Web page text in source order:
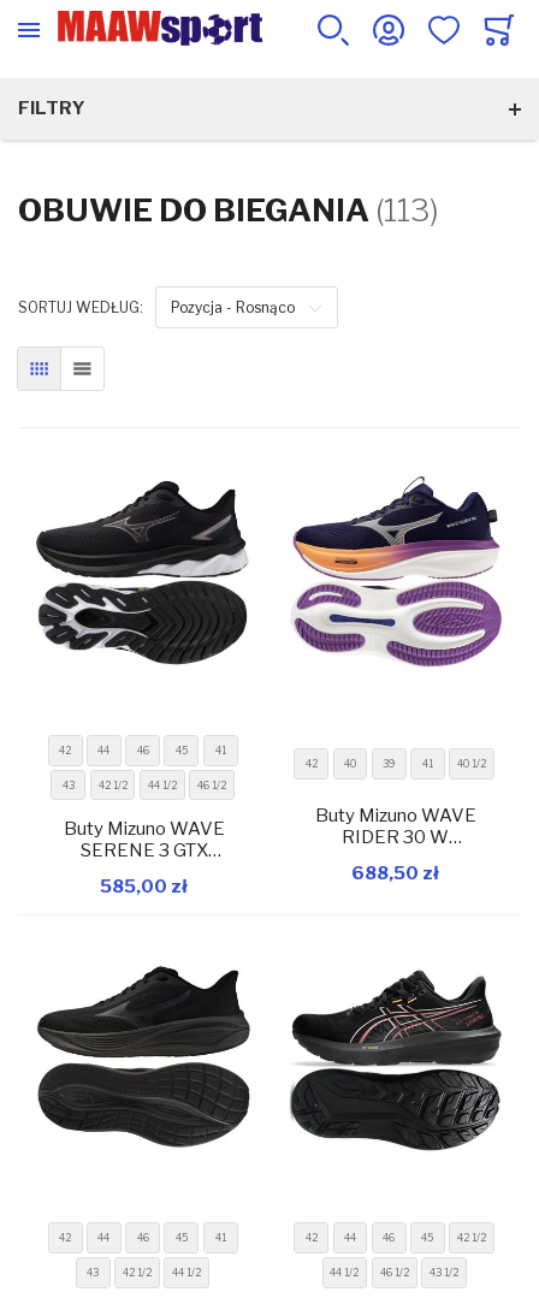
OBUWIE DO BIEGANIA (113)
SORTUJ WEDŁUG: Pozycja - Rosnąco
SIATKALISTA
W magazynie
42 44 46 45 41
43 42 1/2 44 1/2 46 1/2
Buty Mizuno WAVE
SERENE 3 GTX
585,00 zł
W magazynie
42 40 39 41 40 1/2
Buty Mizuno WAVE
RIDER 30 W
688,50 zł
42 44 46 45 41
43 42 1/2 44 1/2
42 44 46 45 42 1/2
44 1/2 46 1/2 43 1/2
FILTRY